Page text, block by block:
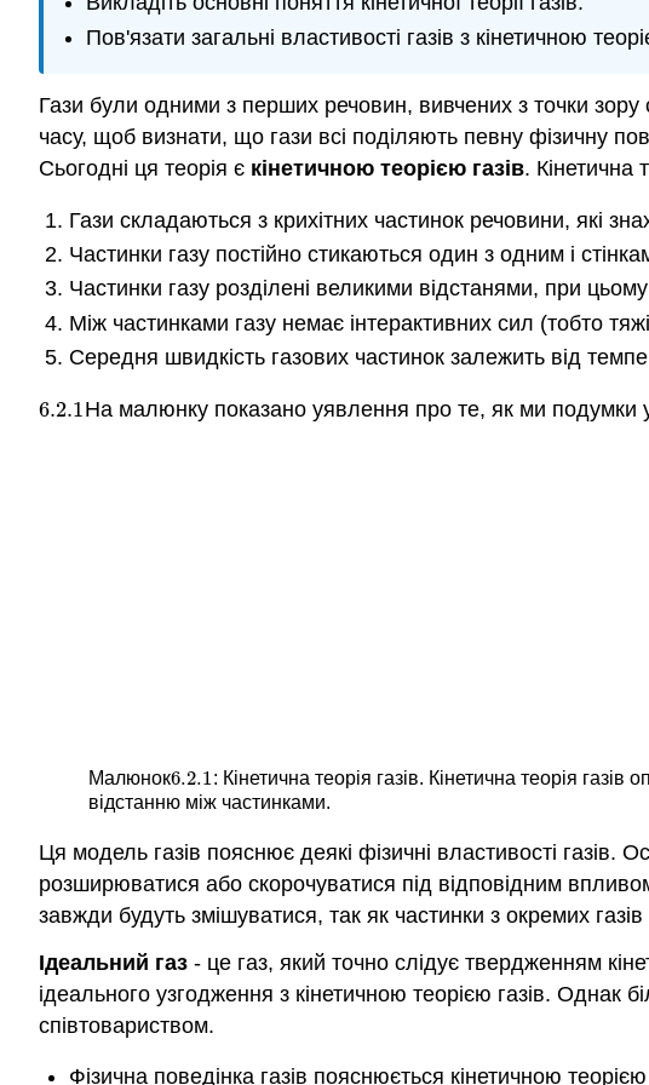
Пов'язати загальні властивості газів з кінетичною
Гази були одними з перших речовин, вивчених з точки
часу, щоб визнати, що гази всі поділяють певну фізичну
Сьогодні ця теорія є кінетичною теорією газів. Кінетична
Гази складаються з крихітних частинок речовини, які
Частинки газу постійно стикаються один з одним і
Частинки газу розділені великими відстанями, при
Між частинками газу немає інтерактивних сил (тобто
Середня швидкість газових частинок залежить від
6.2.1
6.2.1На малюнку показано уявлення про те, як ми подумки
Малюнок6.2.1
6.2.1: Кінетична теорія газів. Кінетична теорія
відстанню між частинками.
Ця модель газів пояснює деякі фізичні властивості газів.
розширюватися або скорочуватися під відповідним
завжди будуть змішуватися, так як частинки з окремих
Ідеальний газ - це газ, який точно слідує твердженням
ідеального узгодження з кінетичною теорією газів. Однак
співтовариством.
Фізична поведінка газів пояснюється кінетичною теорією